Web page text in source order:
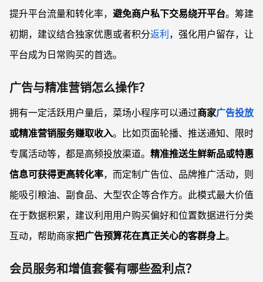
提升平台流量和转化率， 避免商户私下交易绕开平台。筹建
初期，建议结合独家优惠或者积分返利 ，强化用户留存，让
平台成为日常购买的首选。
广告与精准营销怎么操作？
拥有一定活跃用户量后，菜场小程序可以通过商家广告投放
或精准营销服务赚取收入。比如页面轮播、推送通知、限时
专属活动等，都是高频投放渠道。 精准推送生鲜新品或特惠
信息可获得更高转化率，而定制广告位、品牌推广活动，则
能吸引粮油、副食品、大型农企等合作方。此模式最大价值
在于数据积累，建议利用用户购买偏好和位置数据进行分类
互动，帮助商家把广告预算花在真正关心的客群身上。
会员服务和增值套餐有哪些盈利点？